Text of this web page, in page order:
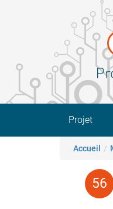
Main
Projet
Fil
Accueil